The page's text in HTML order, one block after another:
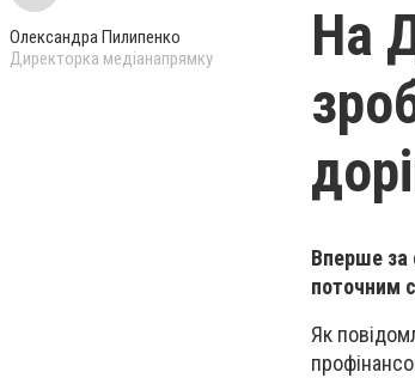
Олександра Пилипенко
Директорка медіанапрямку
На
Вперше за
поточним
Як